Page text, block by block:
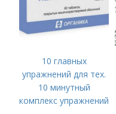
10 главных
упражнений для тех.
10 минутный
комплекс упражнений